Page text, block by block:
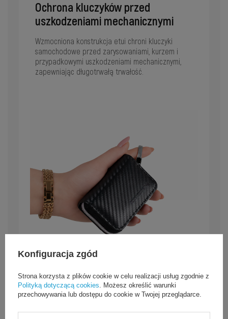
Ochrona kluczyków przed
uszkodzeniami mechanicznymi
Wzmocniona konstrukcja etui chroni kluczyki
samochodowe przed zarysowaniami, kurzem i
przypadkowymi uszkodzeniami mechanicznymi,
zapewniając długotrwałą trwałość.
Konfiguracja zgód
Strona korzysta z plików cookie w celu realizacji usług zgodnie z
Polityką dotyczącą cookies . Możesz określić warunki
przechowywania lub dostępu do cookie w Twojej przeglądarce.